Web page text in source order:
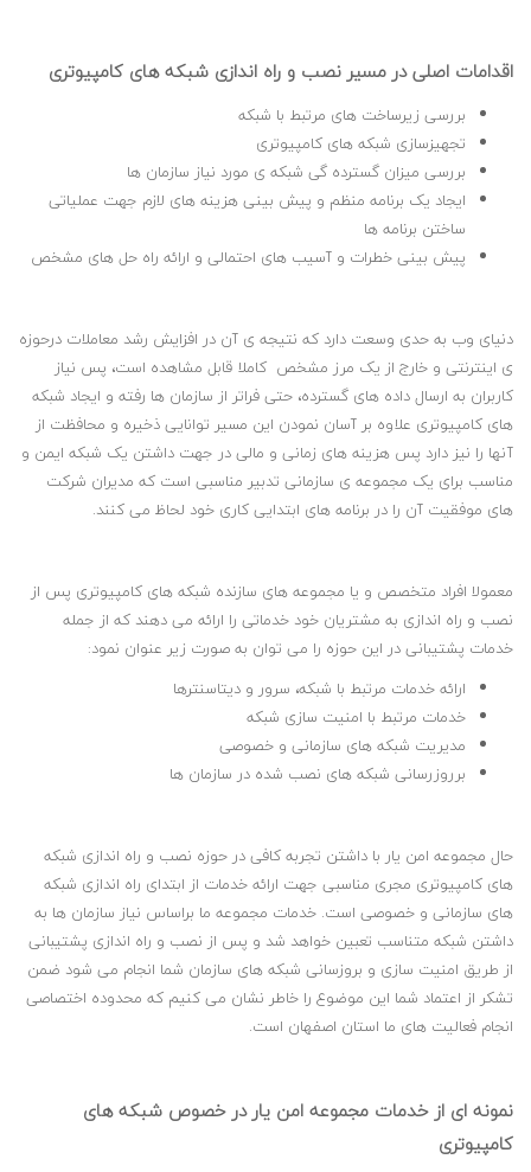
اقدامات اصلی در مسیر نصب و راه اندازی شبکه های کامپیوتری
بررسی زیرساخت های مرتبط با شبکه
تجهیزسازی شبکه های کامپیوتری
بررسی میزان گسترده گی شبکه ی مورد نیاز سازمان ها
ایجاد یک برنامه منظم و پیش بینی هزینه های لازم جهت عملیاتی
ساختن برنامه ها
پیش بینی خطرات و آسیب های احتمالی و ارائه راه حل های مشخص
دنیای وب به حدی وسعت دارد که نتیجه ی آن در افزایش رشد معاملات درحوزه
ی اینترنتی و خارج از یک مرز مشخص کاملا قابل مشاهده است، پس نیاز
کاربران به ارسال داده های گسترده، حتی فراتر از سازمان ها رفته و ایجاد شبکه
های کامپیوتری علاوه بر آسان نمودن این مسیر توانایی ذخیره و محافظت از
آنها را نیز دارد پس هزینه های زمانی و مالی در جهت داشتن یک شبکه ایمن و
مناسب برای یک مجموعه ی سازمانی تدبیر مناسبی است که مدیران شرکت
های موفقیت آن را در برنامه های ابتدایی کاری خود لحاظ می کنند.
معمولا افراد متخصص و یا مجموعه های سازنده شبکه های کامپیوتری پس از
نصب و راه اندازی به مشتریان خود خدماتی را ارائه می دهند که از جمله
خدمات پشتیبانی در این حوزه را می توان به صورت زیر عنوان نمود:
ارائه خدمات مرتبط با شبکه، سرور و دیتاسنترها
خدمات مرتبط با امنیت سازی شبکه
مدیریت شبکه های سازمانی و خصوصی
برروزرسانی شبکه های نصب شده در سازمان ها
حال مجموعه امن یار با داشتن تجربه کافی در حوزه نصب و راه اندازی شبکه
های کامپیوتری مجری مناسبی جهت ارائه خدمات از ابتدای راه اندازی شبکه
های سازمانی و خصوصی است. خدمات مجموعه ما براساس نیاز سازمان ها به
داشتن شبکه متناسب تعبین خواهد شد و پس از نصب و راه اندازی پشتیبانی
از طریق امنیت سازی و بروزسانی شبکه های سازمان شما انجام می شود ضمن
تشکر از اعتماد شما این موضوع را خاطر نشان می کنیم که محدوده اختصاصی
انجام فعالیت های ما استان اصفهان است.
نمونه ای از خدمات مجموعه امن یار در خصوص شبکه های
کامپیوتری